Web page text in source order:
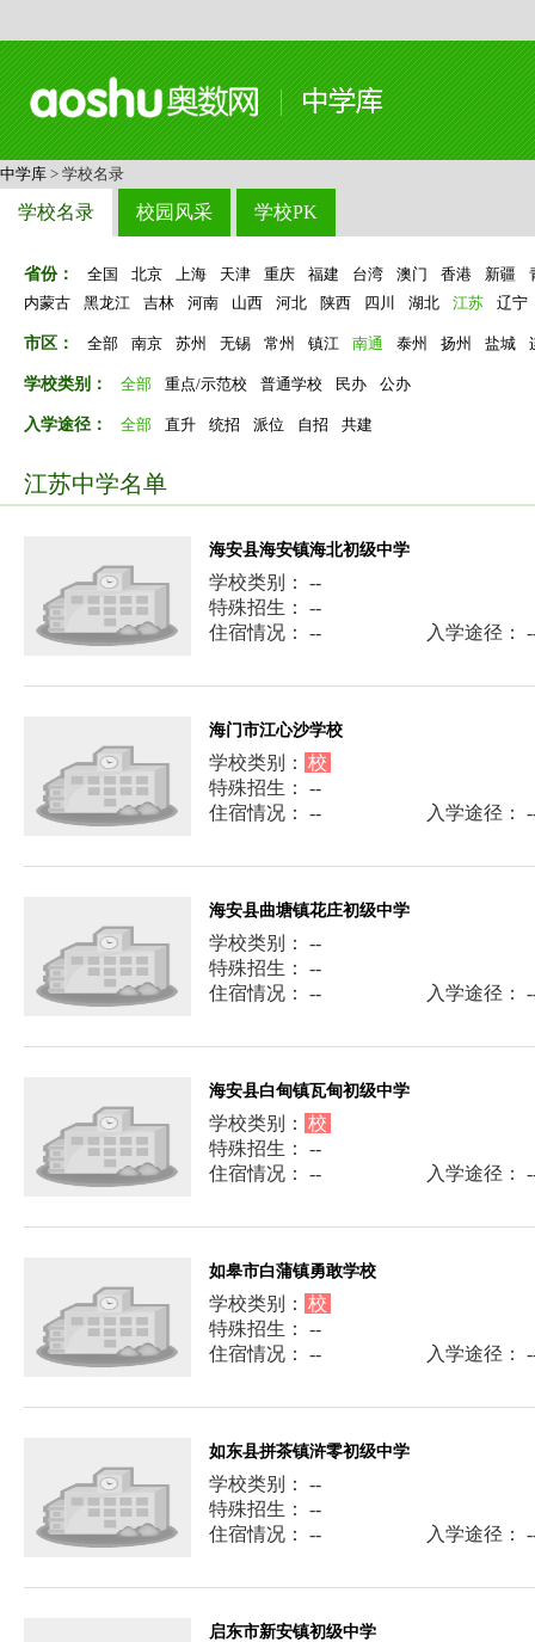
中学库 > 学校名录
学校名录 校园风采 学校PK
省份： 全国 北京 上海 天津 重庆 福建 台湾 澳门 香港 新疆
内蒙古
黑龙江 吉林 河南 山西 河北 陕西 四川 湖北 江苏 辽宁
市区： 全部 南京 苏州 无锡 常州 镇江 南通 泰州 扬州 盐城
学校类别： 全部 重点/示范校 普通学校 民办 公办
入学途径： 全部 直升 统招 派位 自招 共建
江苏中学名单
海安县海安镇海北初级中学
学校类别： --
特殊招生： --
住宿情况： --
入学途径：
海门市江心沙学校
学校类别： 校
特殊招生： --
住宿情况： --
入学途径：
海安县曲塘镇花庄初级中学
学校类别： --
特殊招生： --
住宿情况： --
入学途径：
海安县白甸镇瓦甸初级中学
学校类别： 校
特殊招生： --
住宿情况： --
入学途径：
如皋市白蒲镇勇敢学校
学校类别： 校
特殊招生： --
住宿情况： --
入学途径：
如东县拼茶镇浒零初级中学
学校类别： --
特殊招生： --
住宿情况： --
入学途径：
启东市新安镇初级中学